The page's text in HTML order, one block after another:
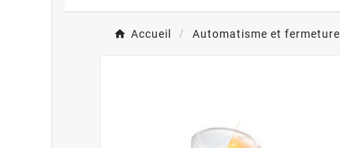
Accueil Automatisme et fermeture